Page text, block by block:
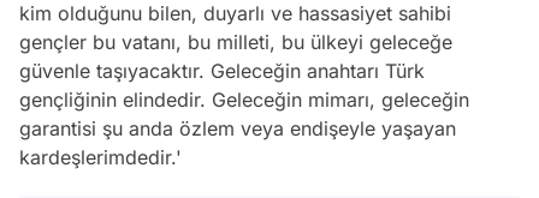
kim olduğunu bilen, duyarlı ve hassasiyet sahibi
gençler bu vatanı, bu milleti, bu ülkeyi geleceğe
güvenle taşıyacaktır. Geleceğin anahtarı Türk
gençliğinin elindedir. Geleceğin mimarı, geleceğin
garantisi şu anda özlem veya endişeyle yaşayan
kardeşlerimdedir.'